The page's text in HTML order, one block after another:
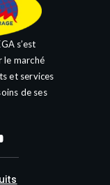
s’est
le marché
et services
de ses